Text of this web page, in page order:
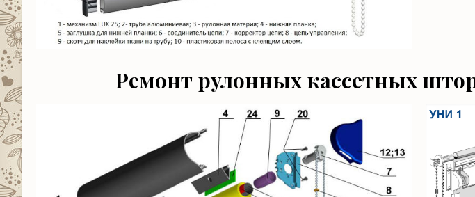
Ремонт рулонных кассетных